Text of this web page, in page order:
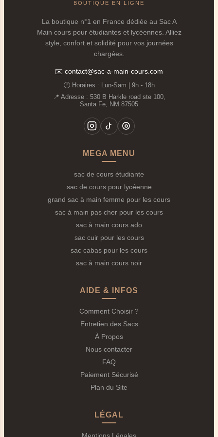
prises de notes, ordinateur portable, chargeur,
bouteille d'eau et parfois même une tenue de sport
ou de quoi vous restaurer.
Protection renforcée pour la technologie
Compartiment spécifique et rembourré pour votre
laptop, essentiel pour les recherches, les rapports et
les présentations.
Organisation intelligente: Pour retrouver en un
instant votre carte étudiante, vos clefs, votre porte-
monnaie ou votre chargeur de téléphone entre
plusieurs heures d'affilée, à pied, en transport en
Les 5 Critères Indispensables pour Votre
Sac de Cours Étudiante
1. La Compatibilité Ordinateur Portable
est votre outil de travail principal. Nos
Sac de Cours Étudianteproposent
(compatible 13" à 15,6").
Un passage pour câble d'alimentation.
Une protection contre les chocs légers.
Parfois un séparateur pour tablette supplémentaire.
2. L'Organisation en Multizones
"fouillis du fond de sac"
Compartiment principal pour livres et classeurs
Poches zippées pour documents importants et
BOUTIQUE EN LIGNE
La boutique n°1 en France dédiée au Sac A
Main cours pour étudiantes et lycéennes. Alliez
style, confort et solidité pour vos journées
chargées.
✉️ contact@sac-a-main-cours.com
🕐 Horaires : Lun‑Sam | 9h - 18h
📍 Adresse : 530 B Harkle road ste 100,
Santa Fe, NM 87505
MEGA MENU
sac de cours étudiante
sac de cours pour lycéenne
grand sac à main femme pour les cours
sac à main pas cher pour les cours
sac à main cours ado
sac cuir pour les cours
sac cabas pour les cours
sac à main cours noir
AIDE & INFOS
Comment Choisir ?
Entretien des Sacs
À Propos
Nous contacter
FAQ
Paiement Sécurisé
Plan du Site
LÉGAL
Mentions Légales